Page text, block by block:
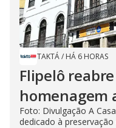
TAKTÁ/ HÁ 6 HORAS
Flipelô
homenagem
Foto: Divulgação A
dedicado à